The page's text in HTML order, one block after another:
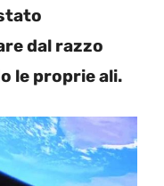
dal razzo
le proprie ali.